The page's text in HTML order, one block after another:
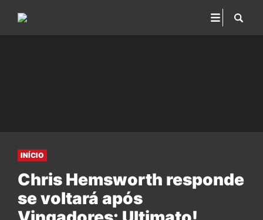
INÍCIO
Chris Hemsworth responde
se voltará após